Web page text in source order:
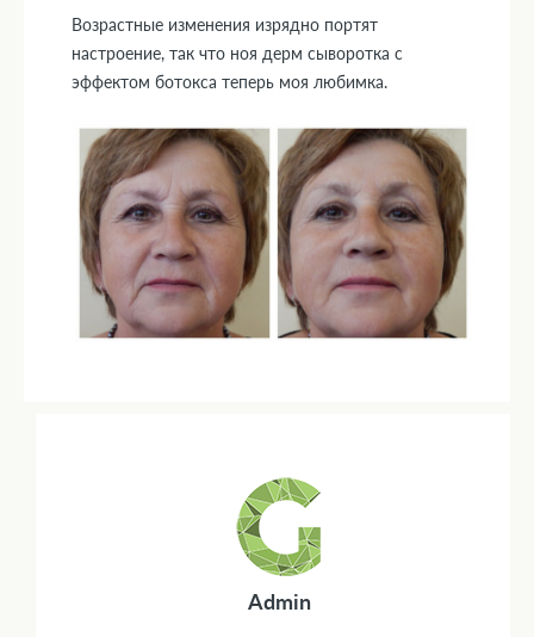
Возрастные изменения изрядно портят
настроение, так что ноя дерм сыворотка с
эффектом ботокса теперь моя любимка.
Admin